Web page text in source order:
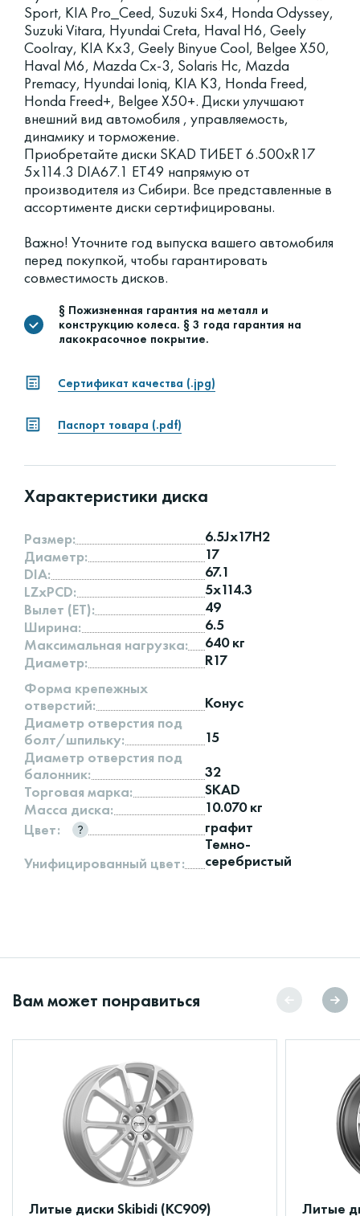
Sport, KIA Pro_Ceed, Suzuki Sx4, Honda Odyssey,
Suzuki Vitara, Hyundai Creta, Haval H6, Geely
Coolray, KIA Kx3, Geely Binyue Cool, Belgee X50,
Haval M6, Mazda Cx-3, Solaris Hc, Mazda
Premacy, Hyundai Ioniq, KIA K3, Honda Freed,
Honda Freed+, Belgee X50+. Диски улучшают
внешний вид автомобиля , управляемость,
динамику и торможение.
Приобретайте диски SKAD ТИБЕТ 6.500xR17
5x114.3 DIA67.1 ET49 напрямую от
производителя из Сибири. Все представленные в
ассортименте диски сертифицированы.
Важно! Уточните год выпуска вашего автомобиля
перед покупкой, чтобы гарантировать
совместимость дисков.
§ Пожизненная гарантия на металл и
конструкцию колеса. § 3 года гарантия на
лакокрасочное покрытие.
Сертификат качества (.jpg)
Паспорт товара (.pdf)
Характеристики диска
Размер:
6.5Jx17H2
Диаметр:
17
DIA:
67.1
LZxPCD:
5x114.3
Вылет (ET):
49
Ширина:
6.5
Максимальная нагрузка:
640 кг
Диаметр:
R17
Форма крепежных
отверстий:
Конус
Диаметр отверстия под
болт/шпильку:
15
Диаметр отверстия под
балонник:
32
Торговая марка:
SKAD
Масса диска:
10.070 кг
Цвет:
графит
Унифицированный цвет:
Темно-
серебристый
Вам может понравиться
Литые диски Skibidi (КС909)
Литые